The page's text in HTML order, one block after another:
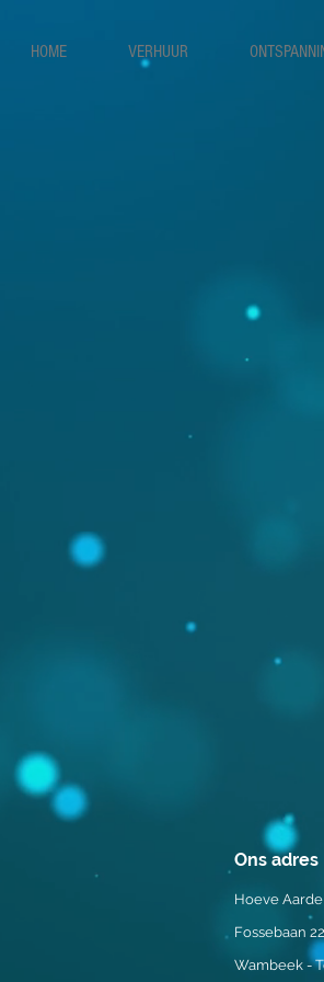
HOME VERHUUR
Ons adres
Hoeve
Fossebaan
Wambeek -